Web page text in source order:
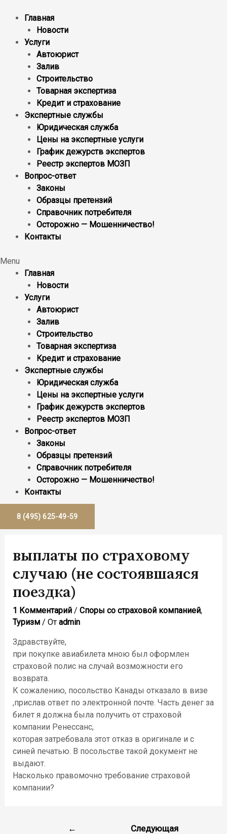
Главная
Новости
Услуги
Автоюрист
Залив
Строительство
Товарная экспертиза
Кредит и страхование
Экспертные службы
Юридическая служба
Цены на экспертные услуги
График дежурств экспертов
Реестр экcпертов МОЗП
Вопрос-ответ
Законы
Образцы претензий
Справочник потребителя
Осторожно — Мошенничество!
Контакты
Menu
Главная
Новости
Услуги
Автоюрист
Залив
Строительство
Товарная экспертиза
Кредит и страхование
Экспертные службы
Юридическая служба
Цены на экспертные услуги
График дежурств экспертов
Реестр экcпертов МОЗП
Вопрос-ответ
Законы
Образцы претензий
Справочник потребителя
Осторожно — Мошенничество!
Контакты
8 (495) 625-49-59
выплаты по страховому
случаю (не состоявшаяся
поездка)
1 Комментарий / Споры со страховой компанией,
Туризм/ От admin
Здравствуйте,
при покупке авиабилета мною был оформлен
страховой полис на случай возможности его
возврата.
К сожалению, посольство Канады отказало в визе
,прислав ответ по электронной почте. Часть денег за
билет я должна была получить от страховой
компании Ренессанс,
которая затребовала этот отказ в оригинале и с
синей печатью. В посольстве такой документ не
выдают.
Насколько правомочно требование страховой
компании?
←
Следующая